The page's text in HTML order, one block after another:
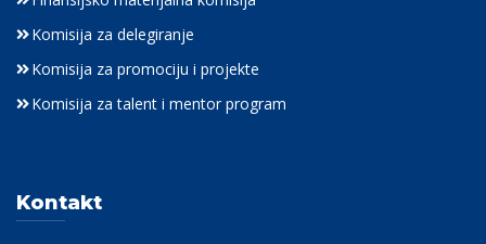
Komisija za delegiranje
Komisija za promociju i projekte
Komisija za talent i mentor program
Kontakt